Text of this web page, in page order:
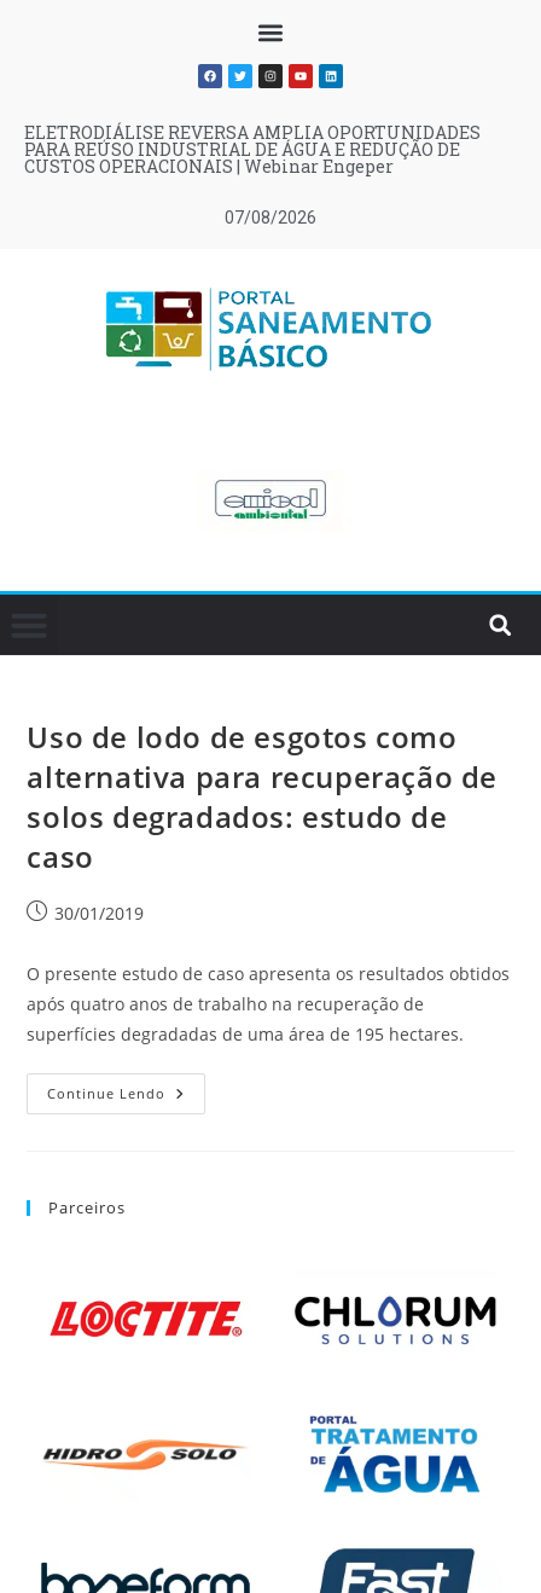
07/08/2026
ELETRODIÁLISE REVERSA AMPLIA OPORTUNIDADES
PARA REÚSO INDUSTRIAL DE ÁGUA E REDUÇÃO DE
CUSTOS OPERACIONAIS | Webinar Engeper
Uso de lodo de esgotos como
alternativa para recuperação de
solos degradados: estudo de
caso
30/01/2019
O presente estudo de caso apresenta os resultados obtidos
após quatro anos de trabalho na recuperação de
superfícies degradadas de uma área de 195 hectares.
Continue Lendo
Parceiros